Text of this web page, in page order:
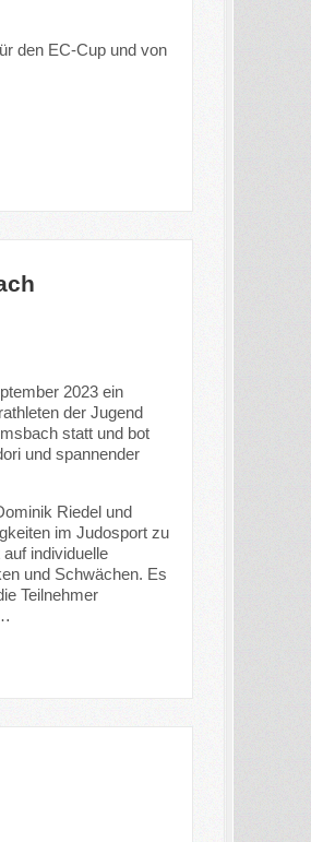
den EC-Cup und von
2023 ein
der Jugend
statt und bot
und spannender
Riedel und
im Judosport zu
individuelle
und Schwächen. Es
Teilnehmer